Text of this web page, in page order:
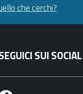
che cerchi?
SUI SOCIAL